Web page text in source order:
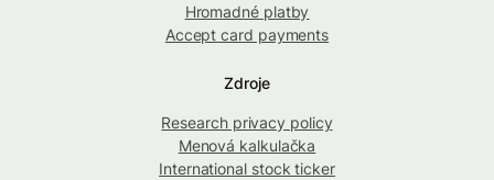
Hromadné platby
Accept card payments
Zdroje
Research privacy policy
Menová kalkulačka
International stock ticker